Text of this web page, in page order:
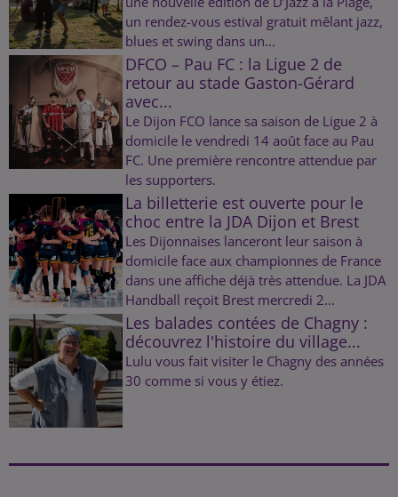
un rendez-vous estival gratuit mêlant jazz,
blues et swing dans un...
DFCO – Pau FC : la Ligue 2 de
retour au stade Gaston-Gérard
avec...
Le Dijon FCO lance sa saison de Ligue 2 à
domicile le vendredi 14 août face au Pau
FC. Une première rencontre attendue par
les supporters.
La billetterie est ouverte pour le
choc entre la JDA Dijon et Brest
Les Dijonnaises lanceront leur saison à
domicile face aux championnes de France
dans une affiche déjà très attendue. La JDA
Handball reçoit Brest mercredi 2...
Les balades contées de Chagny :
découvrez l'histoire du village...
Lulu vous fait visiter le Chagny des années
30 comme si vous y étiez.